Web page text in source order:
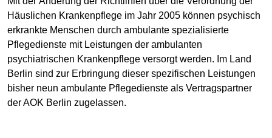
Häuslichen Krankenpflege im Jahr 2005 können psychisch
erkrankte Menschen durch ambulante spezialisierte
Pflegedienste mit Leistungen der ambulanten
psychiatrischen Krankenpflege versorgt werden. Im Land
Berlin sind zur Erbringung dieser spezifischen Leistungen
bisher neun ambulante Pflegedienste als Vertragspartner
der AOK Berlin zugelassen.